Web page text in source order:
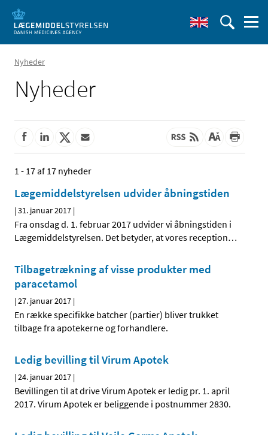
Nyheder
Nyheder
1 - 17 af 17 nyheder
Lægemiddelstyrelsen udvider åbningstiden
|31. januar 2017 |
Fra onsdag d. 1. februar 2017 udvider vi åbningstiden i
Lægemiddelstyrelsen. Det betyder, at vores reception…
Tilbagetrækning af visse produkter med
paracetamol
|27. januar 2017 |
En række specifikke batcher (partier) bliver trukket
tilbage fra apotekerne og forhandlere.
Ledig bevilling til Virum Apotek
|24. januar 2017 |
Bevillingen til at drive Virum Apotek er ledig pr. 1. april
2017. Virum Apotek er beliggende i postnummer 2830.